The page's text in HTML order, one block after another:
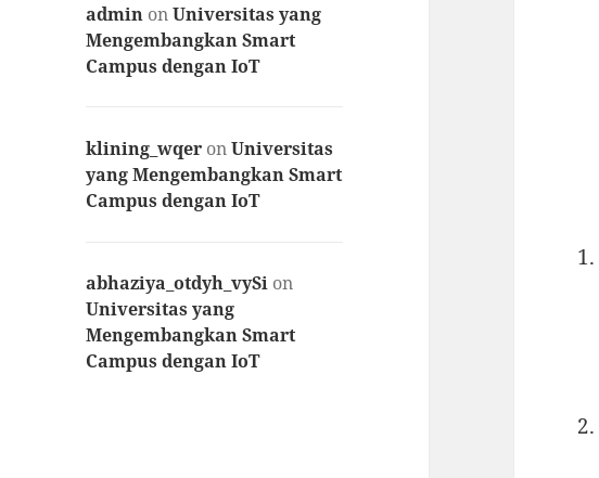
admin onUniversitas yang
Mengembangkan Smart
Campus dengan IoT
klining_wqer onUniversitas
yang Mengembangkan Smart
Campus dengan IoT
abhaziya_otdyh_vySi on
Universitas yang
Mengembangkan Smart
Campus dengan IoT